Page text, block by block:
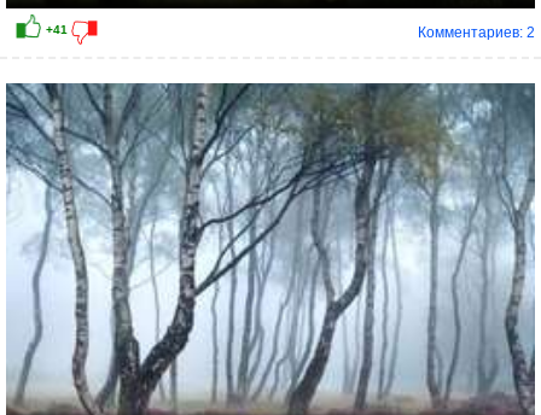
Комментариев: 2